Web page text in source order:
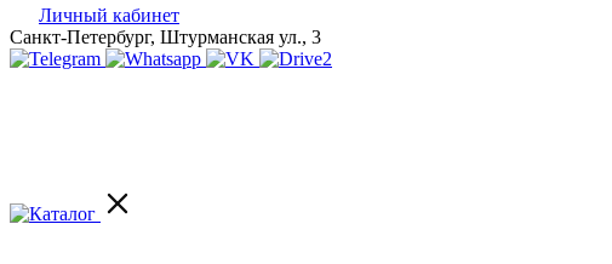
Личный кабинет
Санкт-Петербург, Штурманская ул., 3